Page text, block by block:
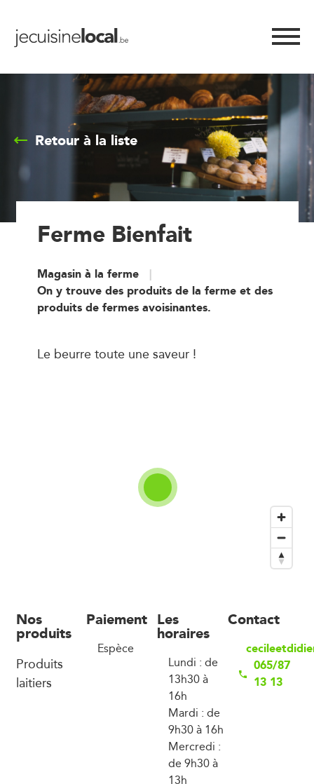
Retour à la liste
Ferme Bienfait
Magasin à la ferme
On y trouve des produits de la ferme et des
produits de fermes avoisinantes.
Le beurre toute une saveur !
Nos
produits
Produits
laitiers
Paiement
Espèce
Les
horaires
Lundi : de
13h30 à
16h
Mardi : de
9h30 à 16h
Mercredi :
de 9h30 à
13h
Contact
065/87
13 13